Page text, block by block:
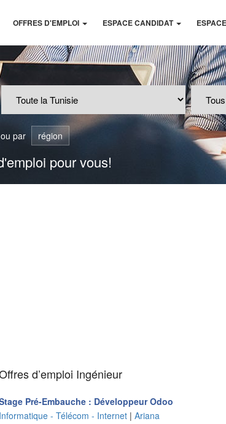
OFFRES D'EMPLOI ESPACE CANDIDAT
ou par région
pour vous!
d’emploi Ingénieur
Pré-Embauche : Développeur Odoo
Informatique - Télécom - Internet | Ariana